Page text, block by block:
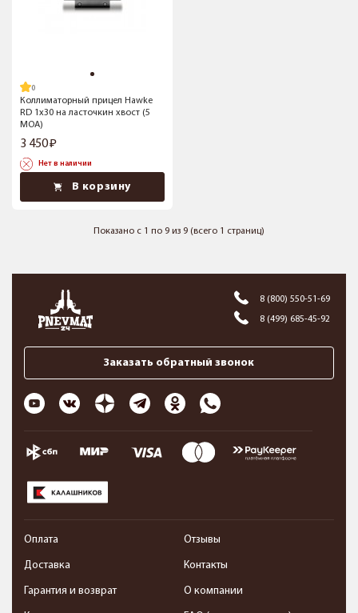
Коллиматорный прицел Hawke
RD 1x30 на ласточкин хвост (5
MOA)
3 450
Нет в наличии
В корзину
Показано с 1 по 9 из 9 (всего 1 страниц)
8 (800) 550-51-69
8 (499) 685-45-92
Заказать обратный звонок
Оплата
Доставка
Гарантия и возврат
Отзывы
Контакты
О компании